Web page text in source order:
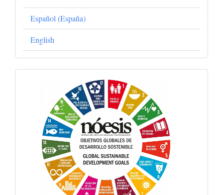
Español (España)
English
Objetivos
Globales